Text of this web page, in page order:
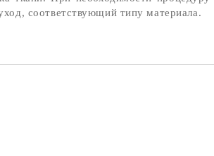
соответствующий типу материала.